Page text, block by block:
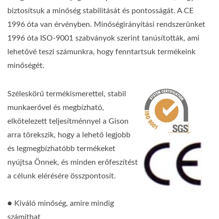
biztosítsuk a minőség stabilitását és pontosságát. A CE
1996 óta van érvényben. Minőségirányítási rendszerünket
1996 óta ISO-9001 szabványok szerint tanúsították, ami
lehetővé teszi számunkra, hogy fenntartsuk termékeink
minőségét.
Széleskörű termékismerettel, stabil
munkaerővel és megbízható,
elkötelezett teljesítménnyel a Gison
arra törekszik, hogy a lehető legjobb
és legmegbízhatóbb termékeket
nyújtsa Önnek, és minden erőfeszítést
a célunk elérésére összpontosít.
● Kiváló minőség, amire mindig
számíthat